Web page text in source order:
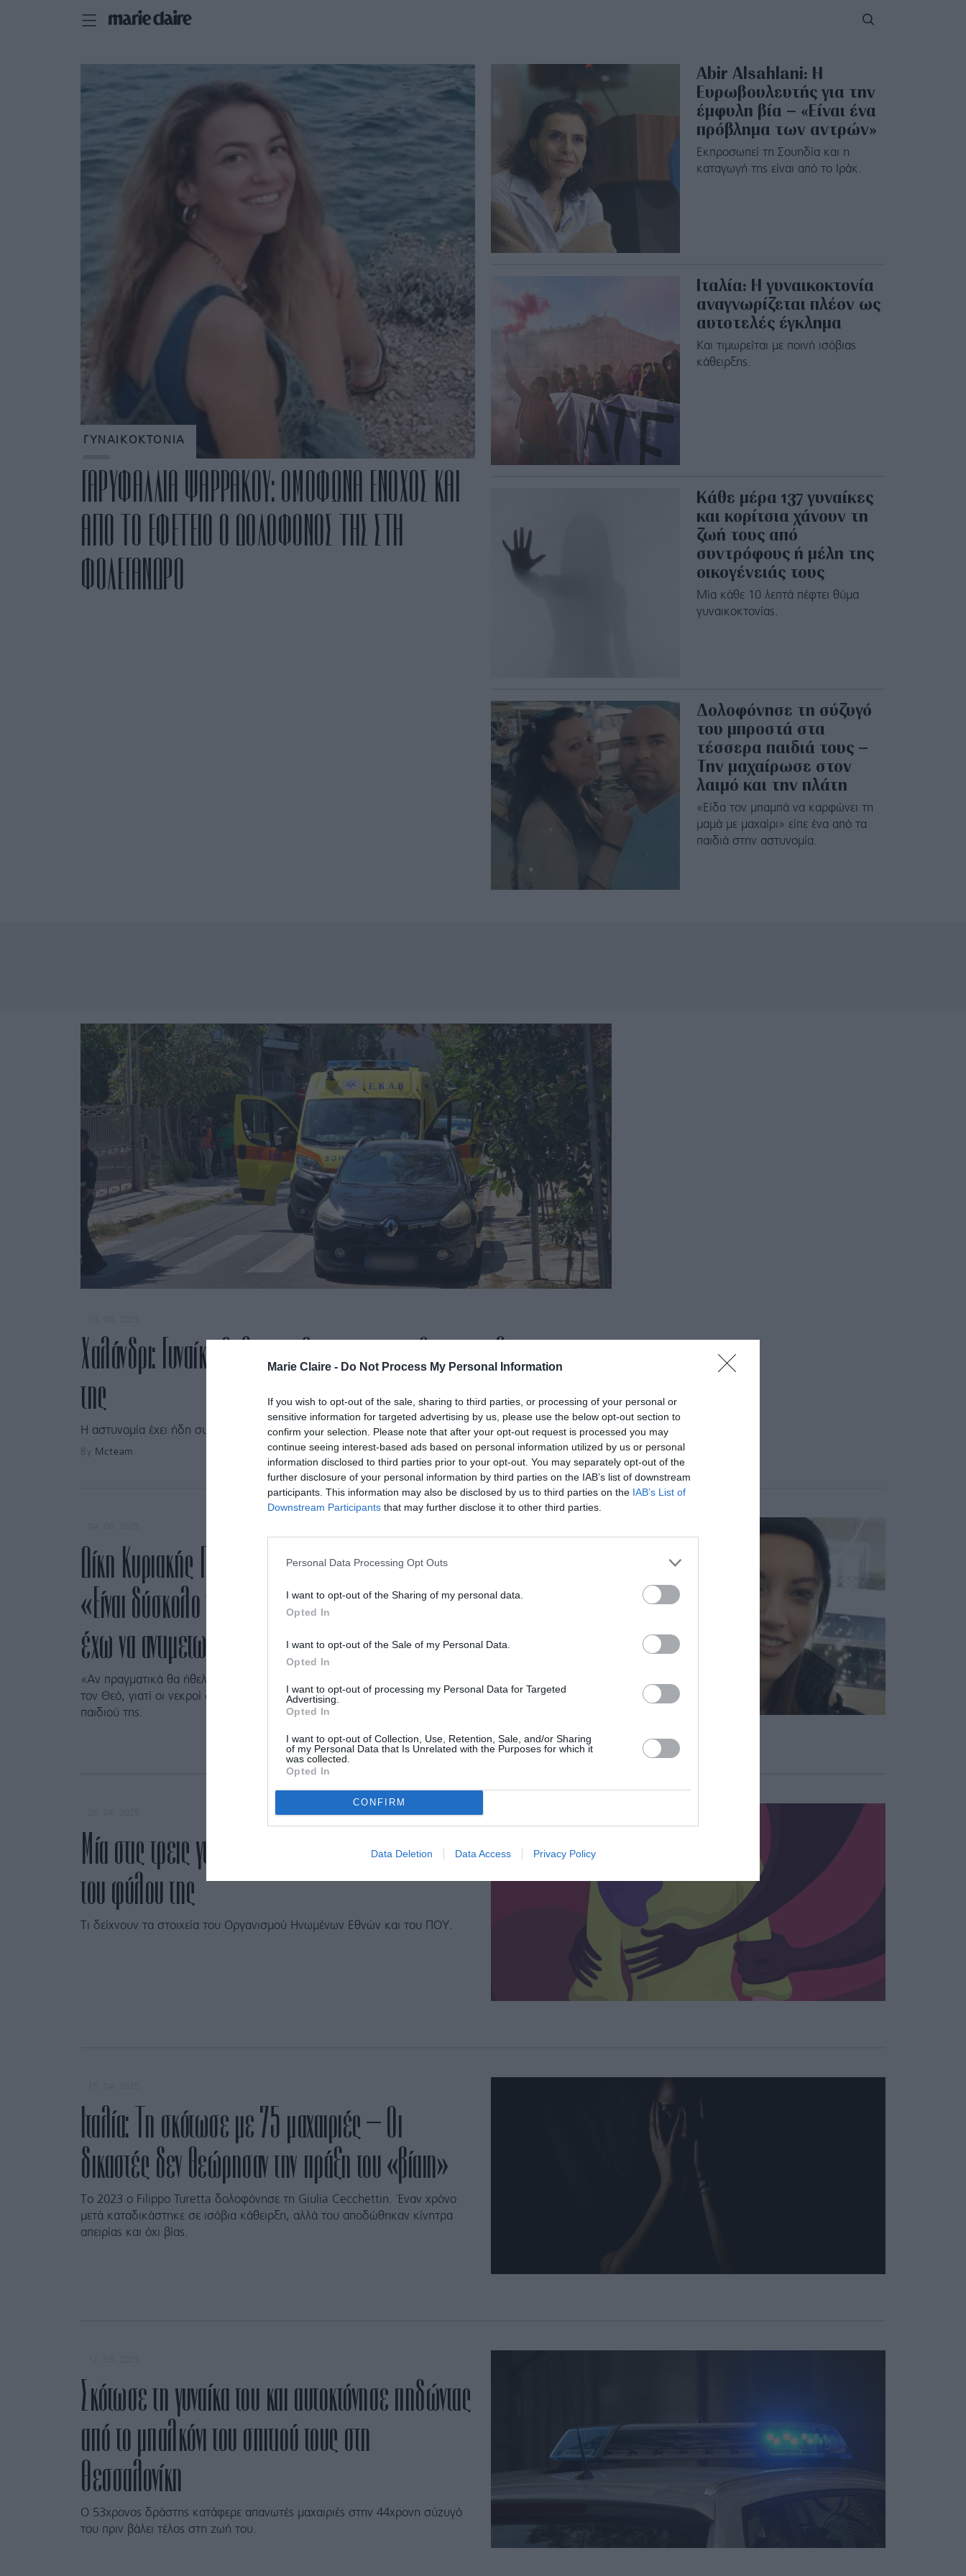
Marie Claire - Do Not Process My Personal Information
If you wish to opt-out of the sale, sharing to third parties, or processing of your personal or
sensitive information for targeted advertising by us, please use the below opt-out section to
confirm your selection. Please note that after your opt-out request is processed you may
continue seeing interest-based ads based on personal information utilized by us or personal
information disclosed to third parties prior to your opt-out. You may separately opt-out of the
further disclosure of your personal information by third parties on the IAB’s list of downstream
participants. This information may also be disclosed by us to third parties on the IAB’s List of
Downstream Participants that may further disclose it to other third parties.
Personal Data Processing Opt Outs
I want to opt-out of the Sharing of my personal data.
Opted In
I want to opt-out of the Sale of my Personal Data.
Opted In
I want to opt-out of processing my Personal Data for Targeted
Advertising.
Opted In
I want to opt-out of Collection, Use, Retention, Sale, and/or Sharing
of my Personal Data that Is Unrelated with the Purposes for which it
was collected.
Opted In
CONFIRM
Data Deletion Data Access Privacy Policy
ΓΥΝΑΙΚΟΚΤΟΝΙΑ
ΓΑΡΥΦΑΛΛΙΑ ΨΑΡΡΑΚΟΥ: ΟΜΟΦΩΝΑ ΕΝΟΧΟΣ ΚΑΙ
ΑΠΟ ΤΟ ΕΦΕΤΕΙΟ Ο ΔΟΛΟΦΟΝΟΣ ΤΗΣ ΣΤΗ
ΦΟΛΕΓΑΝΔΡΟ
Abir Alsahlani: Η
Ευρωβουλευτής για την
έμφυλη βία – «Είναι ένα
πρόβλημα των αντρών»
Εκπροσωπεί τη Σουηδία και η
καταγωγή της είναι από το Ιράκ.
Ιταλία: Η γυναικοκτονία
αναγνωρίζεται πλέον ως
αυτοτελές έγκλημα
Και τιμωρείται με ποινή ισόβιας
κάθειρξης.
Κάθε μέρα 137 γυναίκες
και κορίτσια χάνουν τη
ζωή τους από
συντρόφους ή μέλη της
οικογένειάς τους
Μία κάθε 10 λεπτά πέφτει θύμα
γυναικοκτονίας.
Δολοφόνησε τη σύζυγό
του μπροστά στα
τέσσερα παιδιά τους –
Την μαχαίρωσε στον
λαιμό και την πλάτη
«Είδα τον μπαμπά να καρφώνει τη
μαμά με μαχαίρι» είπε ένα από τα
παιδιά στην αστυνομία.
Χαλάνδρι: Γυναίκα δολοφονήθηκε στην είσοδο της πολυκοτοικίας
της
Η αστυνομία έχει ήδη συλλάβει τον 28χρονο δράστη - Ήταν ο σύντροφός της.
By Mcteam
Δίκη Κυριακής Γρίβα: Ξεσπά η μητέρα της –
«Είναι δύσκολο να αντικρίσω τον δολοφόνο της,
έχω να αντιμετωπίσω αισχρές δικαιολογίες»
«Αν πραγματικά θα ήθελε να ζητήσει συγγνώμη, συγγνώμη να ζητήσει από
τον Θεό, γιατί οι νεκροί δεν γυρίζουν πίσω» είπε για τον δολοφόνο του
παιδιού της.
Μία στις τρεις γυναίκες θα πέσει θύμα βίας λόγω
του φύλου της
Τι δείχνουν τα στοιχεία του Οργανισμού Ηνωμένων Εθνών και του ΠΟΥ.
Ιταλία: Τη σκότωσε με 75 μαχαιριές – Οι
δικαστές δεν θεώρησαν την πράξη του «βίαιη»
Το 2023 ο Filippo Turetta δολοφόνησε τη Giulia Cecchettin. Έναν χρόνο
μετά καταδικάστηκε σε ισόβια κάθειρξη, αλλά του αποδώθηκαν κίνητρα
απειρίας και όχι βίας.
Σκότωσε τη γυναίκα του και αυτοκτόνησε πηδώντας
από το μπαλκόνι του σπιτιού τους στη
Θεσσαλονίκη
Ο 53χρονος δράστης κατάφερε απανωτές μαχαιριές στην 44χρονη σύζυγό
του πριν βάλει τέλος στη ζωή του.